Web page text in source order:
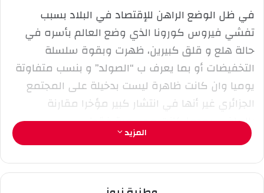
ل
ك
ت
ر
ي
ا
في ظل الوضع الراهن للإقتصاد في البلاد بسبب
تفشي فيروس كورونا الذي وضع العالم بأسره في
حالة هلع و قلق كبيرين، ظهرت وبقوة سلسلة
التخفيضات أو بما يعرف ب “الصولد” و بنسب متفاوتة
يوميا وان كانت ظاهرة ليست بدخيلة على المجتمع
الجزائري غير أنها في انتشار كبير مؤخرا مقارنة
بالماضي بعدما كانت موسمية فقط .
عالمية تخضع لتهديد بالغلق بسبب سعيها لخفض
المزيد